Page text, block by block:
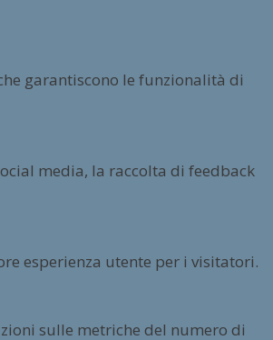
garantiscono le funzionalità di
media, la raccolta di feedback
esperienza utente per i visitatori.
sulle metriche del numero di